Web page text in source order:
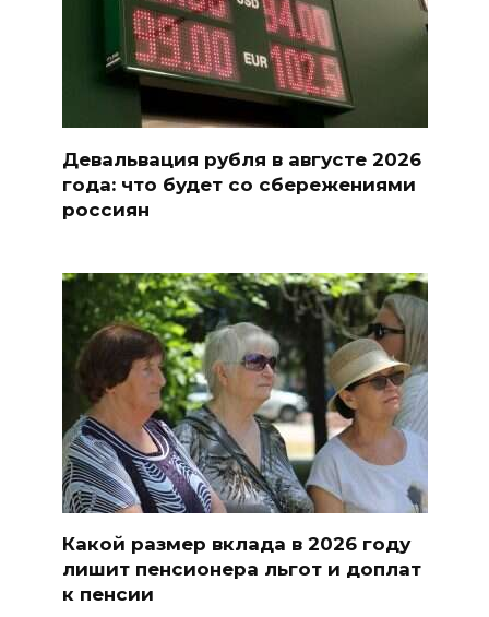
Девальвация рубля в августе 2026
года: что будет со сбережениями
россиян
Какой размер вклада в 2026 году
лишит пенсионера льгот и доплат
к пенсии